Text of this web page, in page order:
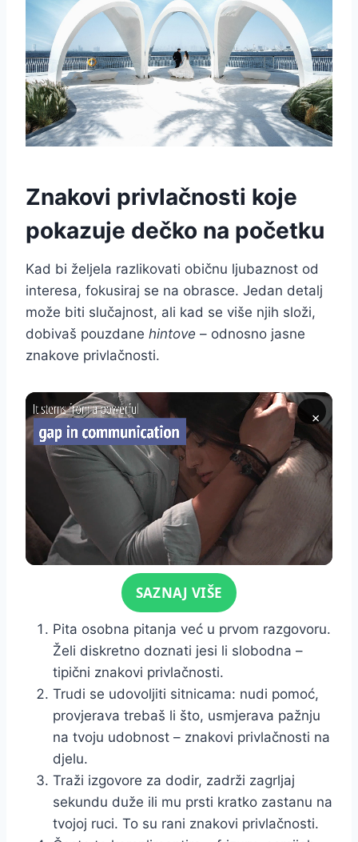
Znakovi privlačnosti koje
pokazuje dečko na početku
Kad bi željela razlikovati običnu ljubaznost od
interesa, fokusiraj se na obrasce. Jedan detalj
može biti slučajnost, ali kad se više njih složi,
dobivaš pouzdane hintove – odnosno jasne
znakove privlačnosti.
×
Click for soundSAZNAJ VIŠE
Pita osobna pitanja već u prvom razgovoru.
Želi diskretno doznati jesi li slobodna –
tipični znakovi privlačnosti.
Trudi se udovoljiti sitnicama: nudi pomoć,
provjerava trebaš li što, usmjerava pažnju
na tvoju udobnost – znakovi privlačnosti na
djelu.
Traži izgovore za dodir, zadrži zagrljaj
sekundu duže ili mu prsti kratko zastanu na
tvojoj ruci. To su rani znakovi privlačnosti.